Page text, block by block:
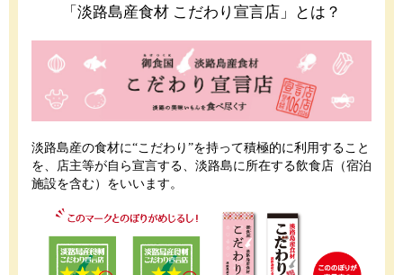
「淡路島産食材 こだわり宣言店」とは？
淡路島産の食材に“こだわり”を持って積極的に利用すること
を、店主等が自ら宣言する、淡路島に所在する飲食店（宿泊
施設を含む）をいいます。